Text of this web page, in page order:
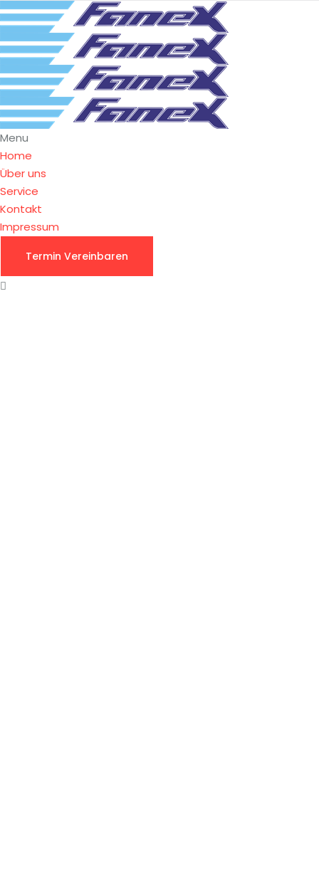
Menu
Home
Über uns
Service
Kontakt
Impressum
Termin Vereinbaren